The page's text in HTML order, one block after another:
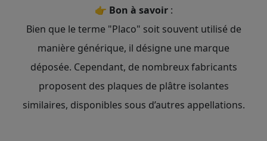
👉 Bon à savoir:
Bien que le terme "Placo" soit souvent utilisé de
manière générique, il désigne une marque
déposée. Cependant, de nombreux fabricants
proposent des plaques de plâtre isolantes
similaires, disponibles sous d’autres appellations.